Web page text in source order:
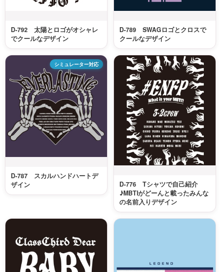
D-792 太陽とロゴがオシャレ
でクールなデザイン
D-789 SWAGロゴとクロスで
クールなデザイン
シミュレーター対応
D-787 スカルハンドハートデ
ザイン
D-776 Tシャツで自己紹介
♪MBTIがどーんと載ったみんな
の名前入りデザイン